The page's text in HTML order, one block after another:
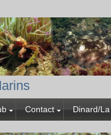
Contact Dinard/